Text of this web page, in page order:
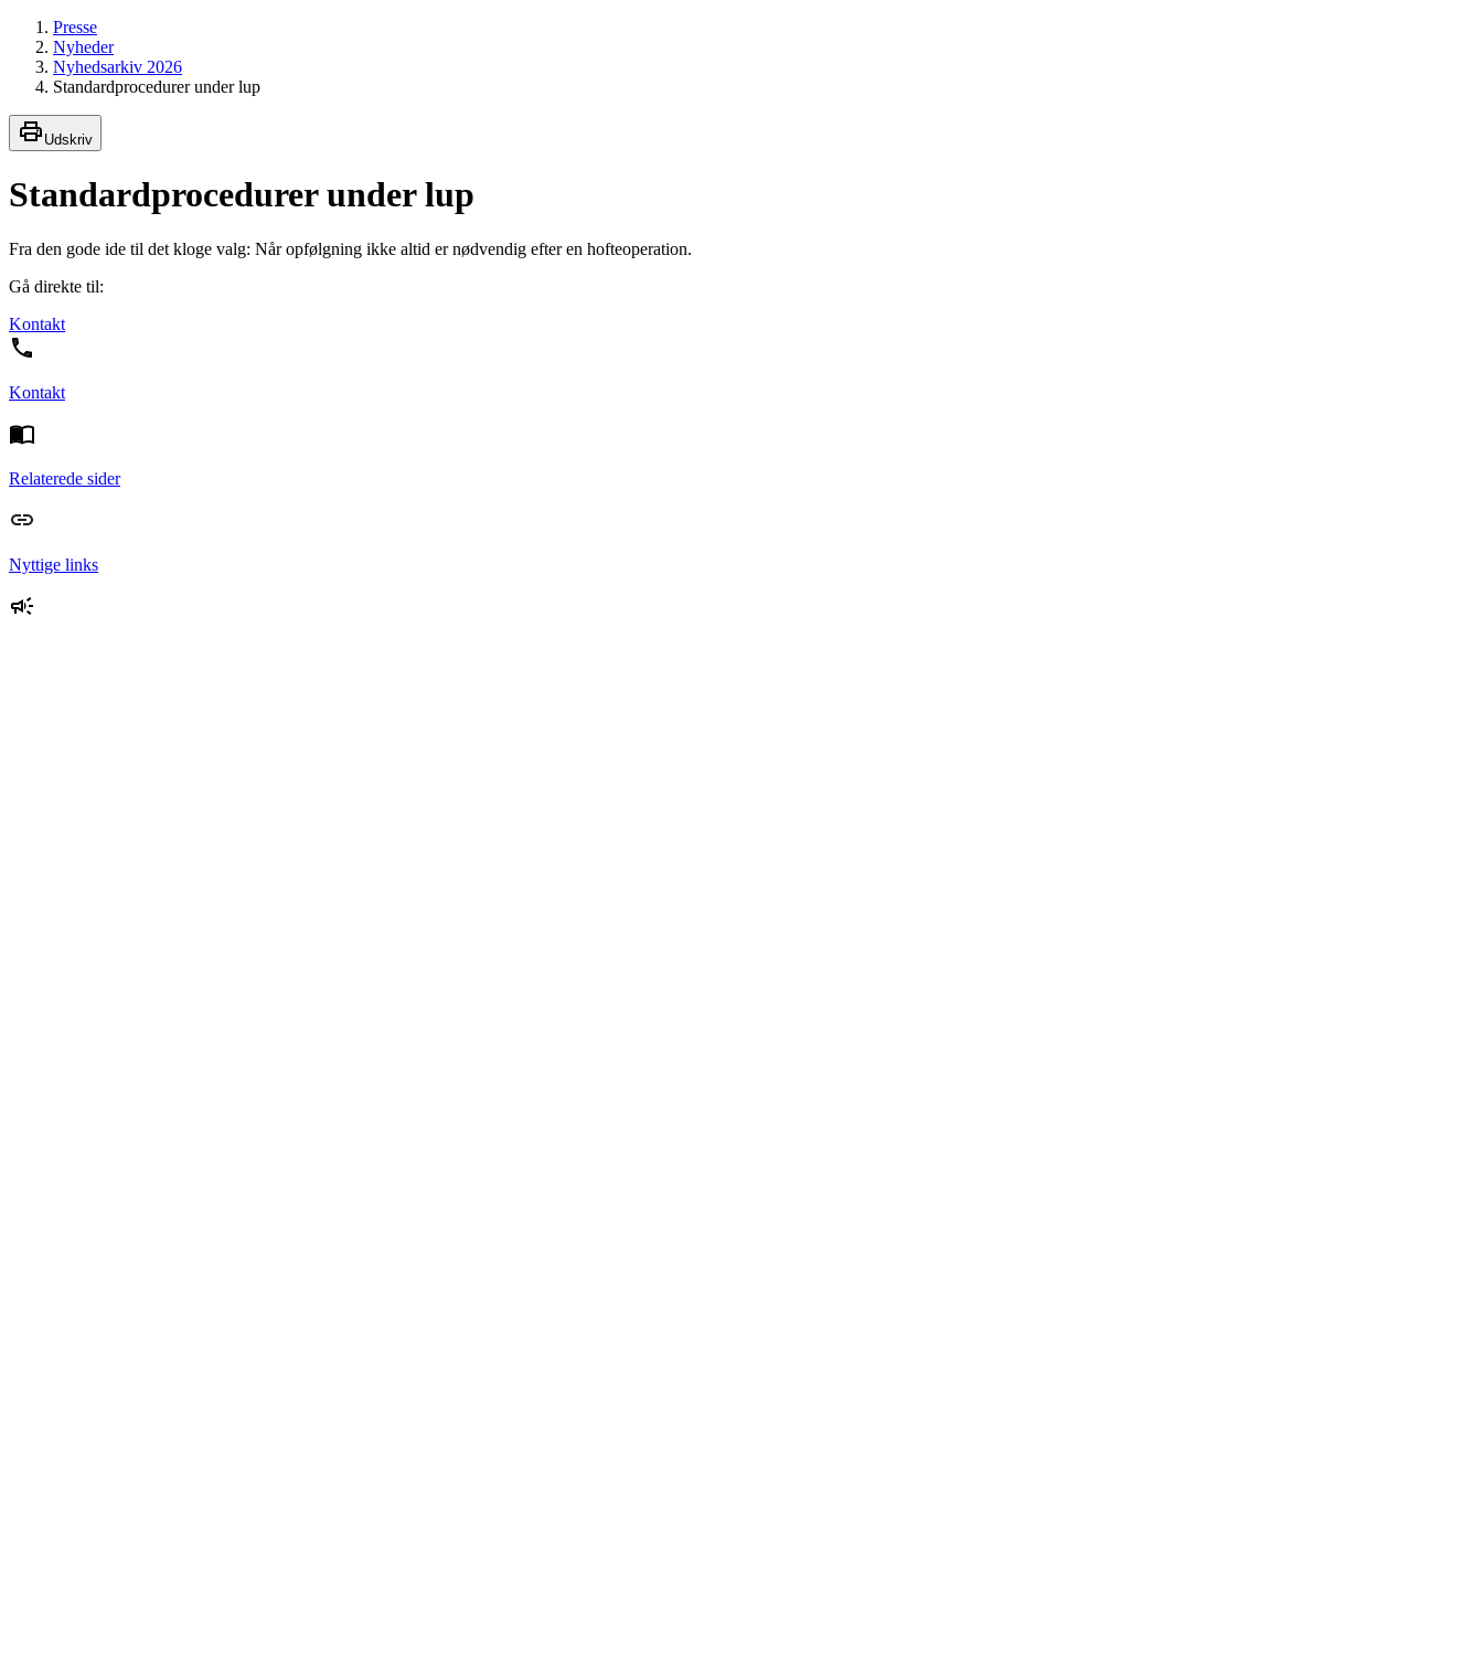
Presse
Nyheder
Nyhedsarkiv 2026
Standardprocedurer under lup
Udskriv
Standardprocedurer under lup
Fra den gode ide til det kloge valg: Når opfølgning ikke altid er nødvendig efter en hofteoperation.
Gå direkte til:
Kontakt
Kontakt
Relaterede sider
Nyttige links